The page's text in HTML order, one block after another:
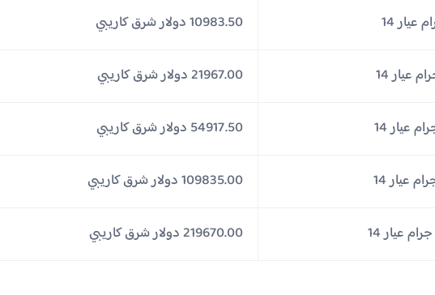
10983.50 دولار شرق كاريبي
21967.00 دولار شرق كاريبي
54917.50 دولار شرق كاريبي
109835.00 دولار شرق كاريبي
219670.00 دولار شرق كاريبي